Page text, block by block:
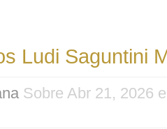
Ludi Saguntini
Sobre Abr 21, 2026